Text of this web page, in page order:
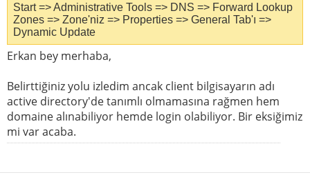
Start => Administrative Tools => DNS => Forward Lookup
Zones => Zone'niz => Properties => General Tab'ı =>
Dynamic Update
Erkan bey merhaba,
Belirttiğiniz yolu izledim ancak client bilgisayarın adı
active directory'de tanımlı olmamasına rağmen hem
domaine alınabiliyor hemde login olabiliyor. Bir eksiğimiz
mi var acaba.